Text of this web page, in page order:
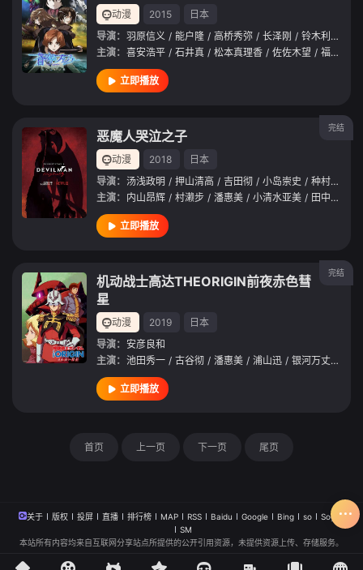
动漫 2015
日本
导演： 羽原信义 / 能户隆 / 高桥秀弥 / 长泽刚 / 铃木利正
主演： 喜安浩平 / 石井真 / 松本真理香 / 佐佐木望 / 福圆美里
立即播放
完结
恶魔人哭泣之子
动漫 2018
日本
导演： 汤浅政明 / 押山清高 / 吉田彻 / 小岛崇史 / 种村绫隆
主演： 内山昂辉 / 村濑步 / 潘惠美 / 小清水亚美 / 田中敦子
立即播放
完结
机动战士高达THEORIGIN前夜赤色彗
星
动漫 2019
日本
导演： 安彦良和
主演： 池田秀一 / 古谷彻 / 潘惠美 / 浦山迅 / 银河万丈 /
立即播放
首页 上一页 下一页 尾页
关于 版权 投屏 直播 排行榜 MAP RSS Baidu Google Bing so
Sogou
SM
本站所有内容均来自互联网分享站点所提供的公开引用资源，未提供资源上传、存储服务。